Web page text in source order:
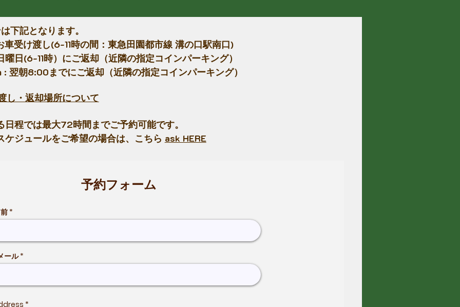
下記となります。
受け渡し(6-11時の間：東急田園都市線 溝の口駅南口)
日(6-11時）にご返却（近隣の指定コインパーキング）
翌朝8:00までにご返却（近隣の指定コインパーキング）
し・返却場所について
程では最大72時間までご予約可能です。
ケジュールをご希望の場合は、こちら ask HERE
予約フォーム
ール